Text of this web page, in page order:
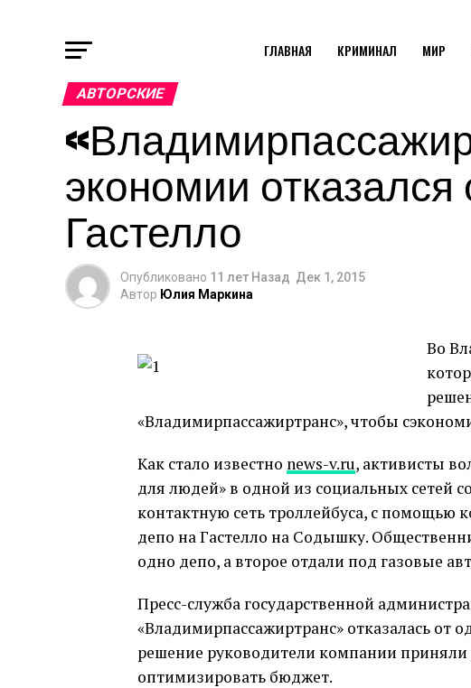
ГЛАВНАЯ КРИМИНАЛ МИР
АВТОРСКИЕ
экономии
Гастелло
Опубликовано 11 лет Назад Дек 1, 2015
Автор Юлия Маркина
Во
«Владимирпассажиртранс», чтобы
Как стало известно news-v.ru, активисты
для людей» в одной из социальных сетей
контактную сеть троллейбуса, с помощью
депо на Гастелло на Содышку.
одно депо, а второе отдали под газовые
Пресс-служба государственной
«Владимирпассажиртранс» отказалась от
решение руководители компании приняли
оптимизировать бюджет.